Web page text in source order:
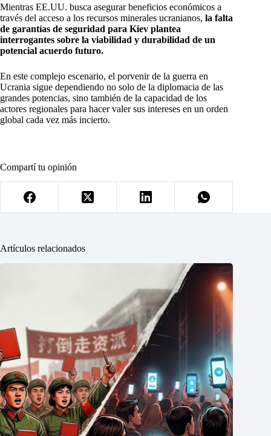
Mientras EE.UU. busca asegurar beneficios económicos a
través del acceso a los recursos minerales ucranianos, la falta
de garantías de seguridad para Kiev plantea
interrogantes sobre la viabilidad y durabilidad de un
potencial acuerdo futuro.
En este complejo escenario, el porvenir de la guerra en
Ucrania sigue dependiendo no solo de la diplomacia de las
grandes potencias, sino también de la capacidad de los
actores regionales para hacer valer sus intereses en un orden
global cada vez más incierto.
Compartí tu opinión
Artículos relacionados